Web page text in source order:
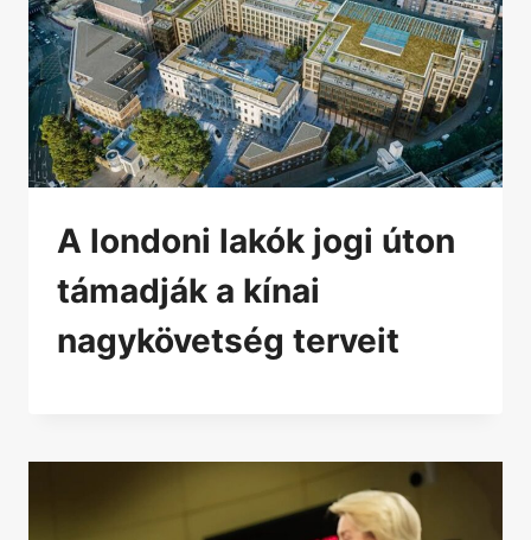
A londoni lakók jogi úton
támadják a kínai
nagykövetség terveit